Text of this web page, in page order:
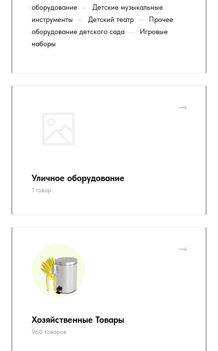
оборудование —
Детские музыкальные
инструменты — Детский театр —
Прочее
оборудование детского сада —
Игровые
наборы
Уличное оборудование
1 товар
Хозяйственные Товары
960 товаров